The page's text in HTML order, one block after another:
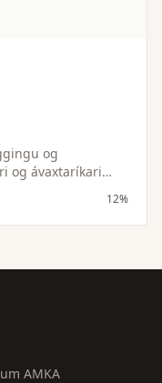
og
og ávaxtaríkari
jafnvægisstillt vín.
12%
AMKA